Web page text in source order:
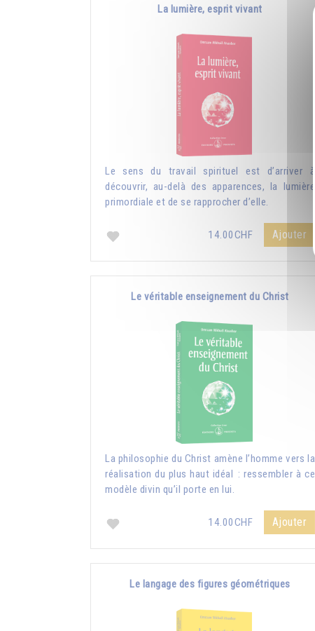
La lumière, esprit vivant
Le sens du travail spirituel est d’arriver à
découvrir, au-delà des apparences, la lumière
primordiale et de se rapprocher d’elle.
14.00CHF Ajouter
Le véritable enseignement du Christ
La philosophie du Christ amène l’homme vers la
réalisation du plus haut idéal : ressembler à ce
modèle divin qu’il porte en lui.
14.00CHF Ajouter
Le langage des figures géométriques